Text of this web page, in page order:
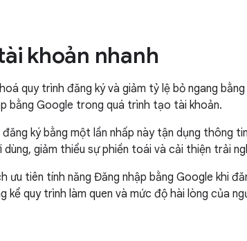
khoản nhanh
quy trình đăng ký và giảm tỷ lệ bỏ ngang
bằng Google trong quá trình tạo tài khoản.
đăng ký bằng một lần nhấp này tận dụng thông
dùng, giảm thiểu sự phiền toái và cải thiện trải
ưu tiên tính năng Đăng nhập bằng Google khi
kể quy trình làm quen và mức độ hài lòng của